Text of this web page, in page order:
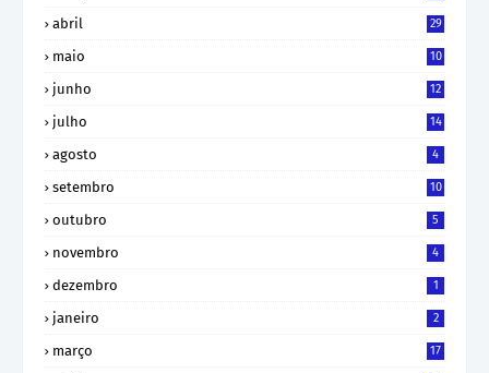
abril 29
maio 10
junho 12
julho 14
agosto 4
setembro 10
outubro 5
novembro 4
dezembro 1
janeiro 2
março 17